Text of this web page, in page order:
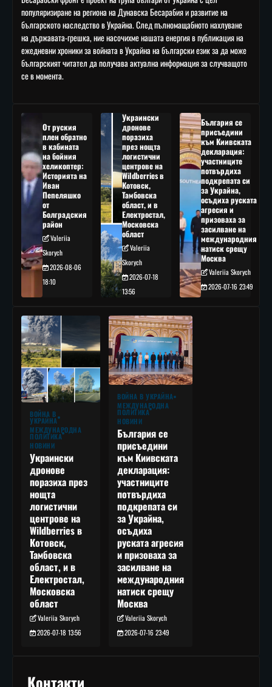
популяризиране на региона на Дунавска Бесарабия и развитие на
българското наследство в Украйна. След пълномащабното нахлуване
на държавата-грешка, ние насочихме нашата енергия в публикация на
ежедневни хроники за войната в Украйна на български език за да може
българският читател да получава актуална информация за случващото
се в момента.
От руския
плен обратно
в кабината
на бойния
хеликоптер:
Историята на
Иван
Пепеляшко
от
Болградския
район
Valeriia
Skorych
2026-08-06
18:10
Украински
дронове
поразиха
през нощта
логистични
центрове на
Wildberries в
Котовск,
Тамбовска
област, и в
Електростал,
Московска
област
Valeriia
Skorych
2026-07-18
13:56
България се
присъедини
към Киивската
декларация:
участниците
потвърдиха
подкрепата си
за Украйна,
осъдиха руската
агресия и
призоваха за
засилване на
международния
натиск срещу
Москва
Valeriia Skorych
2026-07-16 23:49
ВОЙНА В
УКРАЙНА
МЕЖДУНАРОДНА
ПОЛИТИКА
НОВИНИ
Украински
дронове
поразиха през
нощта
логистични
центрове на
Wildberries в
Котовск,
Тамбовска
област, и в
Електростал,
Московска
област
Valeriia Skorych
2026-07-18 13:56
ВОЙНА В УКРАЙНА
МЕЖДУНАРОДНА
ПОЛИТИКА
НОВИНИ
България се
присъедини
към Киивската
декларация:
участниците
потвърдиха
подкрепата си
за Украйна,
осъдиха
руската агресия
и призоваха за
засилване на
международния
натиск срещу
Москва
Valeriia Skorych
2026-07-16 23:49
Контакти